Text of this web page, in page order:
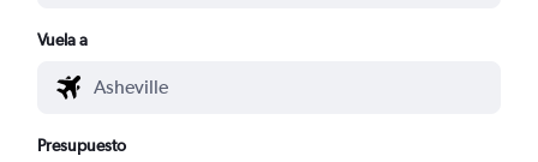
Vuela a
Presupuesto